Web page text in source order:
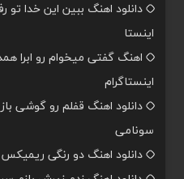
دانلود اهنگ ببین این خدا
اینستا
اهنگ گفتی میخوام رو ابرا
اینستاگرام
دانلود اهنگ قفلم رو
سونامی
دانلود اهنگ دو رنگی